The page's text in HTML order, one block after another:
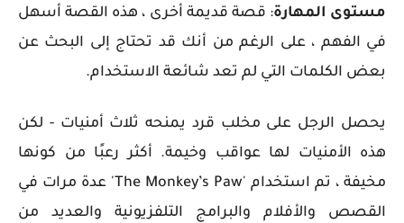
مستوى المهارة: قصة قديمة أخرى ، هذه القصة أسهل
في الفهم ، على الرغم من أنك قد تحتاج إلى البحث عن
بعض الكلمات التي لم تعد شائعة الاستخدام.
يحصل الرجل على مخلب قرد يمنحه ثلاث أمنيات - لكن
هذه الأمنيات لها عواقب وخيمة. أكثر رعبًا من كونها
مخيفة ، تم استخدام 'The Monkey’s Paw' عدة مرات في
القصص والأفلام والبرامج التلفزيونية والعديد من